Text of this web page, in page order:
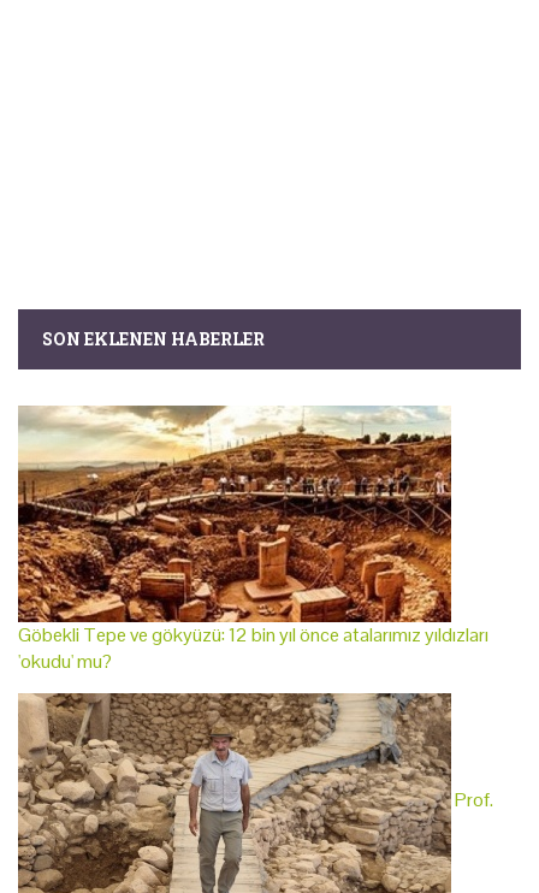
SON EKLENEN HABERLER
Göbekli Tepe ve gökyüzü: 12 bin yıl önce atalarımız yıldızları
'okudu' mu?
Prof.